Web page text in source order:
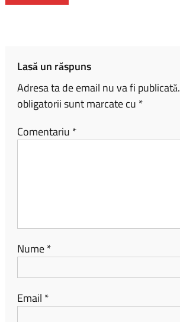
Lasă un răspuns
Adresa ta de email nu va fi publicată.
obligatorii sunt marcate cu *
Comentariu *
Nume*
Email *